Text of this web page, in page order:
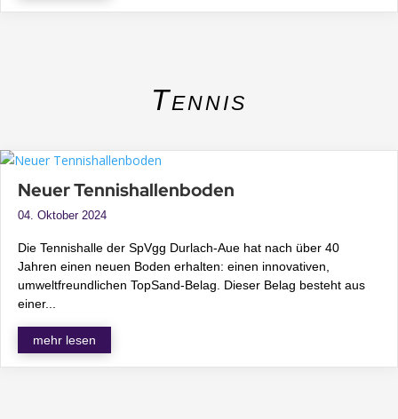
Tennis
Neuer Tennishallenboden
04. Oktober 2024
Die Tennishalle der SpVgg Durlach-Aue hat nach über 40
Jahren einen neuen Boden erhalten: einen innovativen,
umweltfreundlichen TopSand-Belag. Dieser Belag besteht aus
einer...
mehr lesen